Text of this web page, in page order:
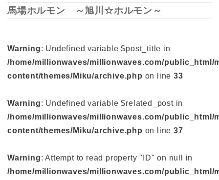
馬場ホルモン ～旭川☆ホルモン～
Warning: Undefined variable $post_title in
/home/millionwaves/millionwaves.com/public_html/
content/themes/Miku/archive.php on line33
Warning: Undefined variable $related_post in
/home/millionwaves/millionwaves.com/public_html/
content/themes/Miku/archive.php on line37
Warning: Attempt to read property "ID" on null in
/home/millionwaves/millionwaves.com/public_html/